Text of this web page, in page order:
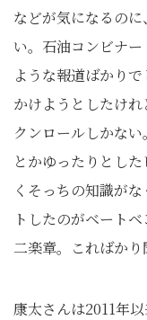
などが気になるの
い。石油コンビナ
ような報道ばかり
かけようとしたけ
クンロールしかな
とかゆったりとし
くそっちの知識が
トしたのがベート
二楽章。こればかり
康太さんは2011年